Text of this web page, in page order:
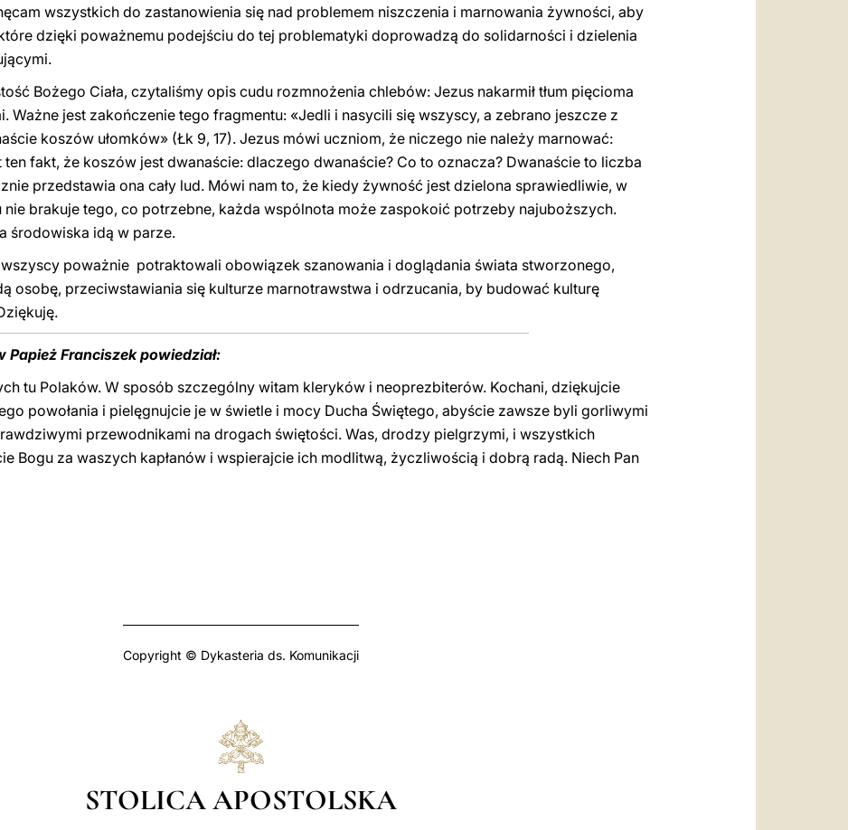
wszystkich do zastanowienia się nad problemem niszczenia i marnowania żywności, aby
dzięki poważnemu podejściu do tej problematyki doprowadzą do solidarności i dzielenia
Bożego Ciała, czytaliśmy opis cudu rozmnożenia chlebów: Jezus nakarmił tłum pięcioma
Ważne jest zakończenie tego fragmentu: «Jedli i nasycili się wszyscy, a zebrano jeszcze z
koszów ułomków» (Łk 9, 17). Jezus mówi uczniom, że niczego nie należy marnować:
fakt, że koszów jest dwanaście: dlaczego dwanaście? Co to oznacza? Dwanaście to liczba
przedstawia ona cały lud. Mówi nam to, że kiedy żywność jest dzielona sprawiedliwie, w
nie brakuje tego, co potrzebne, każda wspólnota może zaspokoić potrzeby najuboższych.
środowiska idą w parze.
wszyscy poważnie potraktowali obowiązek szanowania i doglądania świata stworzonego,
osobę, przeciwstawiania się kulturze marnotrawstwa i odrzucania, by budować kulturę
Franciszek powiedział:
tu Polaków. W sposób szczególny witam kleryków i neoprezbiterów. Kochani, dziękujcie
powołania i pielęgnujcie je w świetle i mocy Ducha Świętego, abyście zawsze byli gorliwymi
przewodnikami na drogach świętości. Was, drodzy pielgrzymi, i wszystkich
Bogu za waszych kapłanów i wspierajcie ich modlitwą, życzliwością i dobrą radą. Niech Pan
Copyright © Dykasteria ds. Komunikacji
STOLICA APOSTOLSKA